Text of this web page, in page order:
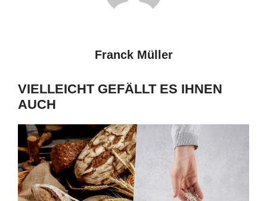
Franck Müller
VIELLEICHT GEFÄLLT ES IHNEN
AUCH